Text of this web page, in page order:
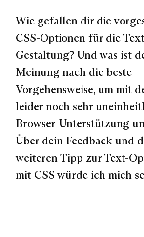
Wie gefallen dir die
CSS-Optionen für die
Gestaltung? Und was ist
Meinung nach die beste
Vorgehensweise, um mit
leider noch sehr
Browser-Unterstützung
Über dein Feedback und
weiteren Tipp zur Text-
mit CSS würde ich mich